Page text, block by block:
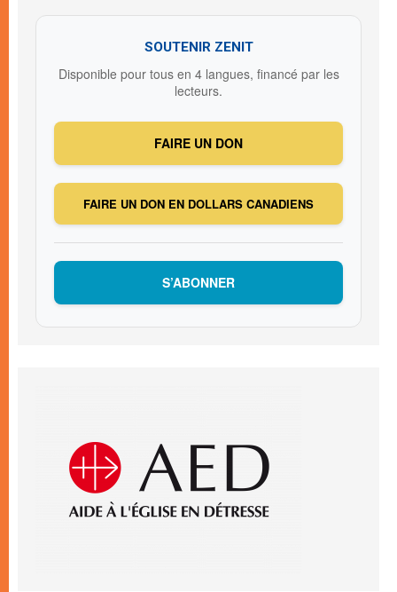
SOUTENIR ZENIT
Disponible pour tous en 4 langues, financé par les
lecteurs.
FAIRE UN DON
FAIRE UN DON EN DOLLARS CANADIENS
S’ABONNER